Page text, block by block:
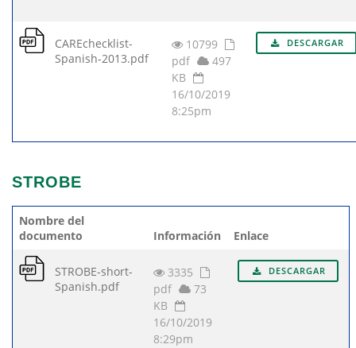
CAREchecklist-
Spanish-2013.pdf
10799
pdf
497
KB
16/10/2019
8:25pm
DESCARGAR
STROBE
Nombre del
documento
Información Enlace
STROBE-short-
Spanish.pdf
3335
pdf
73
KB
16/10/2019
8:29pm
DESCARGAR